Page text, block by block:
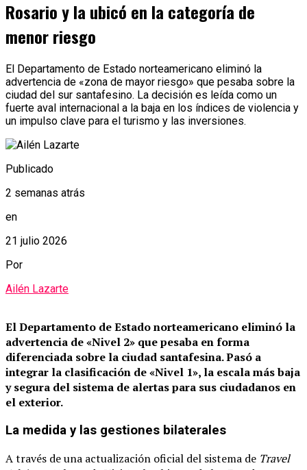
Rosario y la ubicó en la categoría de
menor riesgo
El Departamento de Estado norteamericano eliminó la
advertencia de «zona de mayor riesgo» que pesaba sobre la
ciudad del sur santafesino. La decisión es leída como un
fuerte aval internacional a la baja en los índices de violencia y
un impulso clave para el turismo y las inversiones.
Publicado
2 semanas atrás
en
21 julio 2026
Por
Ailén Lazarte
El Departamento de Estado norteamericano eliminó la
advertencia de «Nivel 2» que pesaba en forma
diferenciada sobre la ciudad santafesina.Pasó a
integrar la clasificación de «Nivel 1», la escala más baja
y segura del sistema de alertas para sus ciudadanos en
el exterior.
La medida y las gestiones bilaterales
A través de una actualización oficial del sistema de Travel